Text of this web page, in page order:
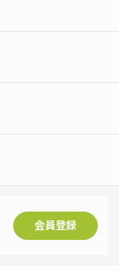
会員登録